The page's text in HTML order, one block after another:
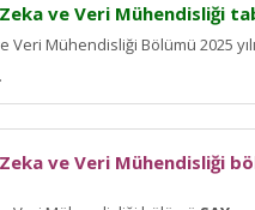
ve Veri Mühendisliği
Mühendisliği Bölümü 2025
ve Veri Mühendisliği